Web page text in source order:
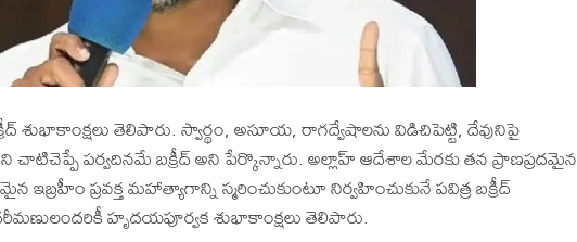
శుభాకాంక్షలు తెలిపారు. స్వార్థం, అసూయ, రాగద్వేషాలను విడిచిపెట్టి, దేవునిపై
చాటిచెప్పే పర్వదినమే బక్రీద్ అని పేర్కొన్నారు. అల్లాహ్ ఆదేశాల మేరకు తన ప్రాణప్రదమైన
ఇబ్రహీం ప్రవక్త మహాత్యాగాన్ని స్మరించుకుంటూ నిర్వహించుకునే పవిత్ర బక్రీద్
హృదయపూర్వక శుభాకాంక్షలు తెలిపారు.